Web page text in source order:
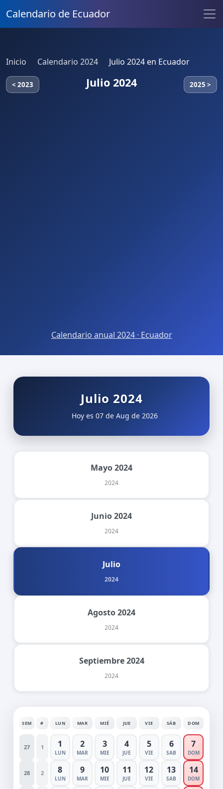
Calendario de Ecuador
Inicio Calendario 2024 Julio 2024 en Ecuador
< 2023 Julio 2024 2025 >
Calendario anual 2024 · Ecuador
Julio 2024
Hoy es 07 de Aug de 2026
Mayo 2024
2024
Junio 2024
2024
Julio
2024
Agosto 2024
2024
Septiembre 2024
2024
SEM # LUN MAR MIÉ JUE VIE SÁB DOM
27 1 1
LUN
2
MAR
3
MIE
4
JUE
5
VIE
6
SAB
7
DOM
28 2 8
LUN
9
MAR
10
MIE
11
JUE
12
VIE
13
SAB
14
DOM